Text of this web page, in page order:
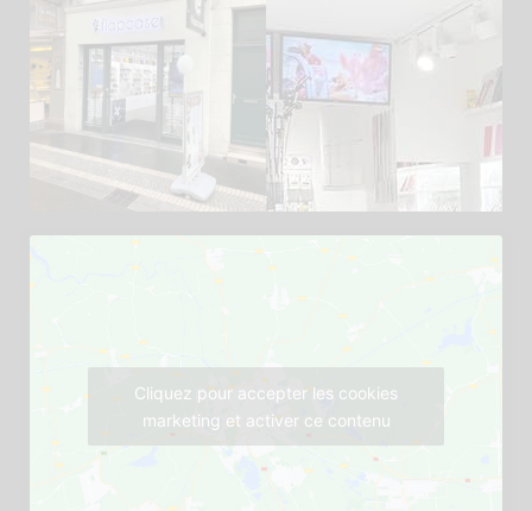
Cliquez pour accepter les cookies
marketing et activer ce contenu